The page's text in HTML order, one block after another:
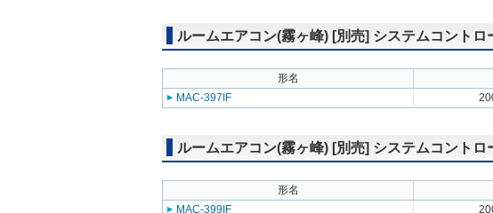
ルームエアコン(霧ヶ峰) [別売] システムコント
形名
MAC-397IF
ルームエアコン(霧ヶ峰) [別売] システムコント
形名
MAC-399IF